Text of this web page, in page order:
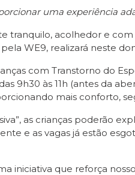
uma experiência
tranquilo, acolhedor e com
WE9, realizará neste
com Transtorno do
9h30 às 11h (antes da
mais conforto,
as crianças poderão
e as vagas já estão
iniciativa que reforça